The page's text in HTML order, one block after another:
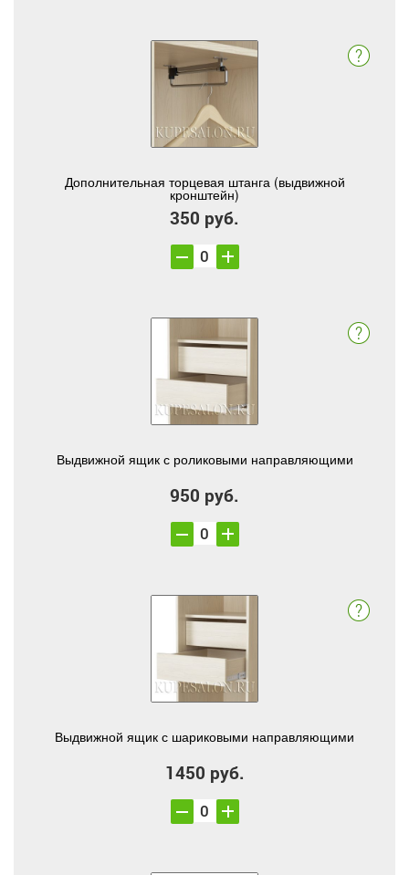
Дополнительная торцевая штанга (выдвижной
кронштейн)
350 руб.
Выдвижной ящик с роликовыми направляющими
950 руб.
Выдвижной ящик с шариковыми направляющими
1450 руб.